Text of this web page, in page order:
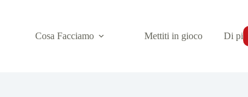
Cosa Facciamo Mettiti in gioco Di più